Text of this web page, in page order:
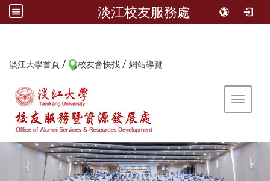
淡江校友服務處
淡江大學首頁 / 校友會快找 / 網站導覽
Toggle